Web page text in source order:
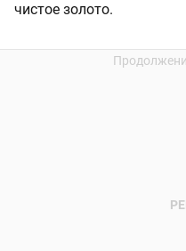
чистое золото.